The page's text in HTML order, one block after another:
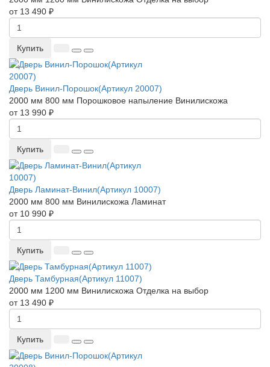
от 13 490 ₽
Купить
Дверь Винил-Порошок(Артикул 20007)
2000 мм 800 мм Порошковое напыление Винилискожа
от 13 990 ₽
Купить
Дверь Ламинат-Винил(Артикул 10007)
2000 мм 800 мм Винилискожа Ламинат
от 10 990 ₽
Купить
Дверь Тамбурная(Артикул 11007)
2000 мм 1200 мм Винилискожа Отделка на выбор
от 13 490 ₽
Купить